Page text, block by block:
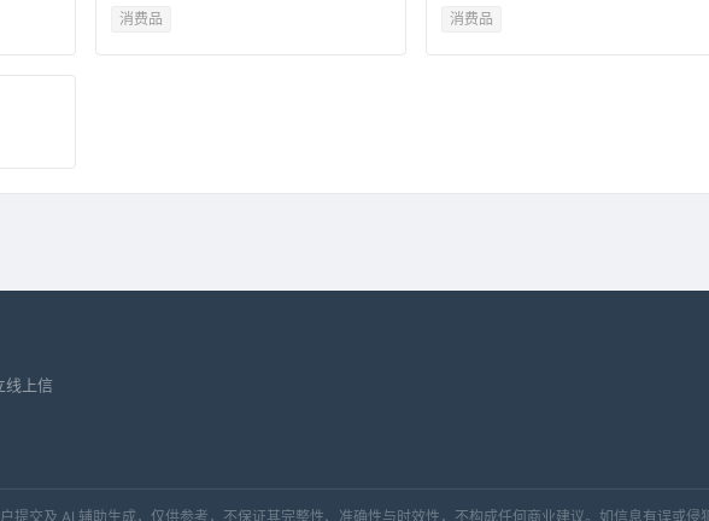
消费品 消费品
线上信
提交及 AI 辅助生成，仅供参考，不保证其完整性、准确性与时效性，不构成任何商业建议。如信息有误或侵